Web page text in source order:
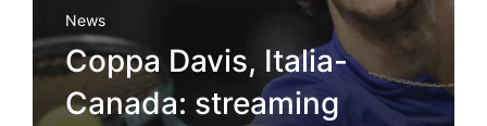
News
Coppa Davis, Italia-
Canada: streaming